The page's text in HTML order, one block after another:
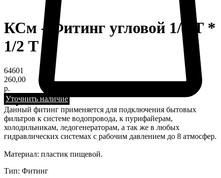
КСм - Фитинг угловой 1/4 Т *
1/2 Т
64601
260,00
р.
Уточнить наличие
Данный фитинг применяется для подключения бытовых
фильтров к системе водопровода, к пурифайерам,
холодильникам, ледогенераторам, а так же в любых
гидравлических системах с рабочим давлением до 8 атмосфер.
Материал: пластик пищевой.
Тип: Фитинг